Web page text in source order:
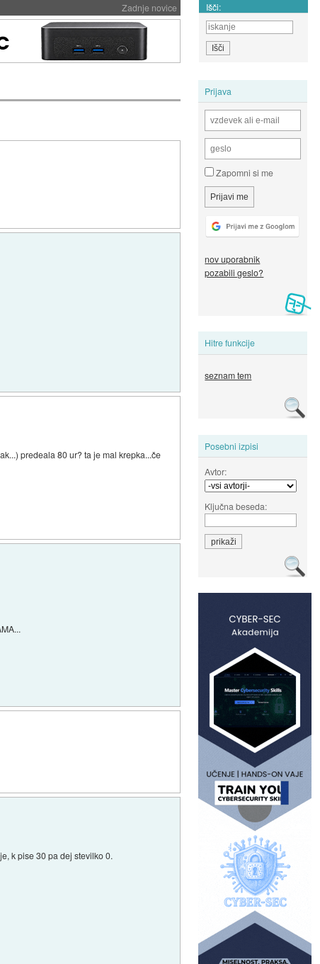
Zadnje novice Išči:
Prijava
Zapomni si me
nov uporabnik
pozabili geslo?
Hitre funkcije
seznam tem
Posebni izpisi
Avtor:
Ključna beseda:
predeala 80 ur? ta je mal krepka...če
k pise 30 pa dej stevilko 0.